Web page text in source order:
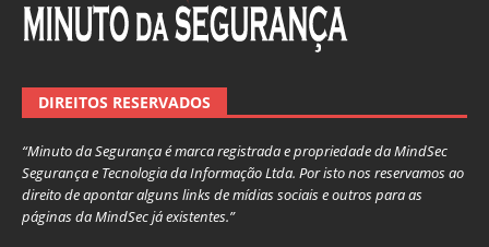
DIREITOS RESERVADOS
“Minuto da Segurança é marca registrada e propriedade da MindSec
Segurança e Tecnologia da Informação Ltda. Por isto nos reservamos ao
direito de apontar alguns links de mídias sociais e outros para as
páginas da MindSec já existentes.”